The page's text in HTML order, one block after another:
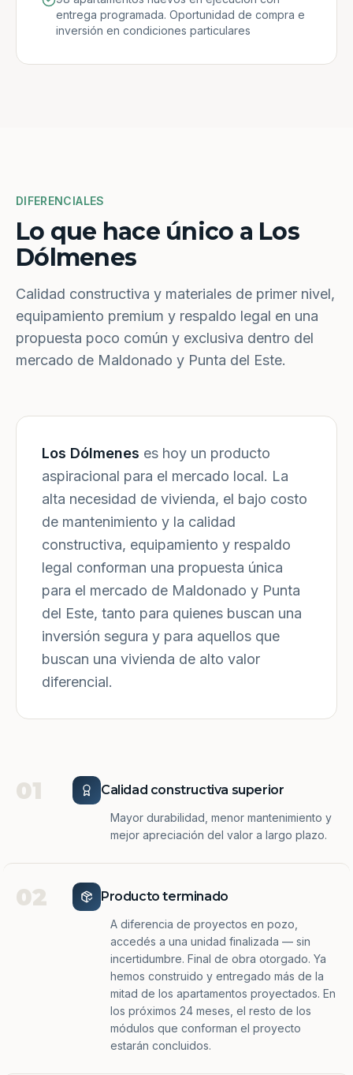
entrega programada. Oportunidad de compra e
inversión en condiciones particulares
DIFERENCIALES
Lo que hace único a Los
Dólmenes
Calidad constructiva y materiales de primer nivel,
equipamiento premium y respaldo legal en una
propuesta poco común y exclusiva dentro del
mercado de Maldonado y Punta del Este.
Los Dólmenes es hoy un producto
aspiracional para el mercado local. La
alta necesidad de vivienda, el bajo costo
de mantenimiento y la calidad
constructiva, equipamiento y respaldo
legal conforman una propuesta única
para el mercado de Maldonado y Punta
del Este, tanto para quienes buscan una
inversión segura y para aquellos que
buscan una vivienda de alto valor
diferencial.
01 Calidad constructiva superior
Mayor durabilidad, menor mantenimiento y
mejor apreciación del valor a largo plazo.
02 Producto terminado
A diferencia de proyectos en pozo,
accedés a una unidad finalizada — sin
incertidumbre. Final de obra otorgado. Ya
hemos construido y entregado más de la
mitad de los apartamentos proyectados. En
los próximos 24 meses, el resto de los
módulos que conforman el proyecto
estarán concluidos.